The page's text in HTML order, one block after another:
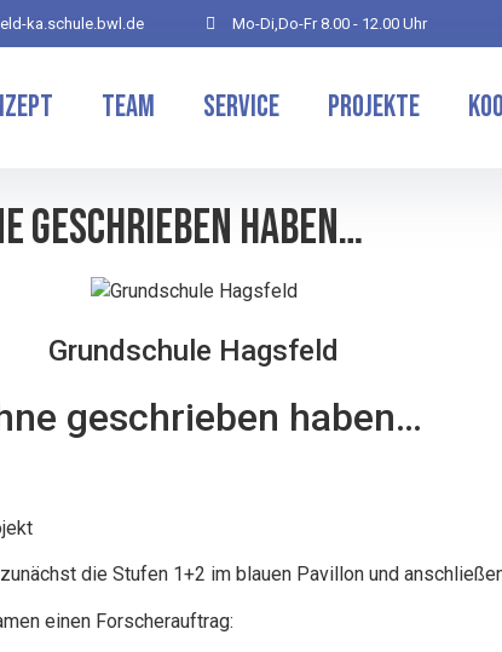
ka.schule.bwl.de Mo-Di,Do-Fr 8.00 - 12.00 Uhr
Team Service Projekte
geschrieben haben…
Grundschule Hagsfeld
geschrieben haben…
die Stufen 1+2 im blauen Pavillon und
einen Forscherauftrag: